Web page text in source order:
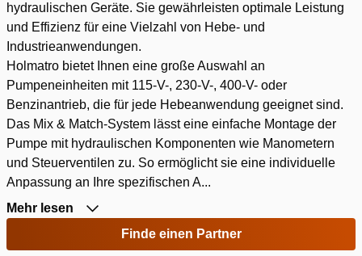
hydraulischen Geräte. Sie gewährleisten optimale Leistung
und Effizienz für eine Vielzahl von Hebe- und
Industrieanwendungen.
Holmatro bietet Ihnen eine große Auswahl an
Pumpeneinheiten mit 115-V-, 230-V-, 400-V- oder
Benzinantrieb, die für jede Hebeanwendung geeignet sind.
Das Mix & Match-System lässt eine einfache Montage der
Pumpe mit hydraulischen Komponenten wie Manometern
und Steuerventilen zu. So ermöglicht sie eine individuelle
Anpassung an Ihre spezifischen A...
Mehr lesen
Finde einen Partner